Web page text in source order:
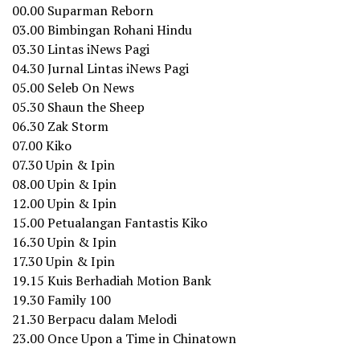
00.00 Suparman Reborn
03.00 Bimbingan Rohani Hindu
03.30 Lintas iNews Pagi
04.30 Jurnal Lintas iNews Pagi
05.00 Seleb On News
05.30 Shaun the Sheep
06.30 Zak Storm
07.00 Kiko
07.30 Upin & Ipin
08.00 Upin & Ipin
12.00 Upin & Ipin
15.00 Petualangan Fantastis Kiko
16.30 Upin & Ipin
17.30 Upin & Ipin
19.15 Kuis Berhadiah Motion Bank
19.30 Family 100
21.30 Berpacu dalam Melodi
23.00 Once Upon a Time in Chinatown